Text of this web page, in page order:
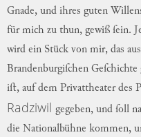
Gnade, und ihres guten
für mich zu thun, gewiß ſein.
wird ein Stück von mir, das aus
Brandenburgiſchen Geſchichte
iſt, auf dem Privattheater des
Radziwil gegeben, und ſoll
die Nationalbühne kommen,